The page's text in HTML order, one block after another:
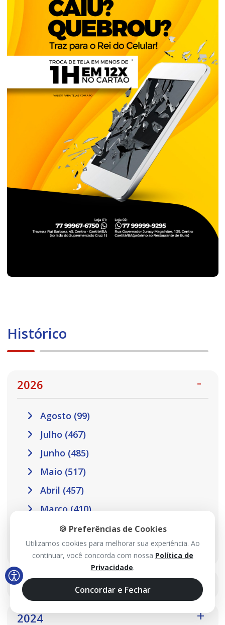
Histórico
2026
Agosto (99)
Julho (467)
Junho (485)
Maio (517)
Abril (457)
Março (410)
Fevereiro (301)
Janeiro (302)
2025
2024
🍪 Preferências de Cookies
Utilizamos cookies para melhorar sua experiência. Ao
continuar, você concorda com nossa Política de
Privacidade.
Concordar e Fechar